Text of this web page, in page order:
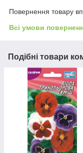
Повернення товару
Всі умови
Подібні товари